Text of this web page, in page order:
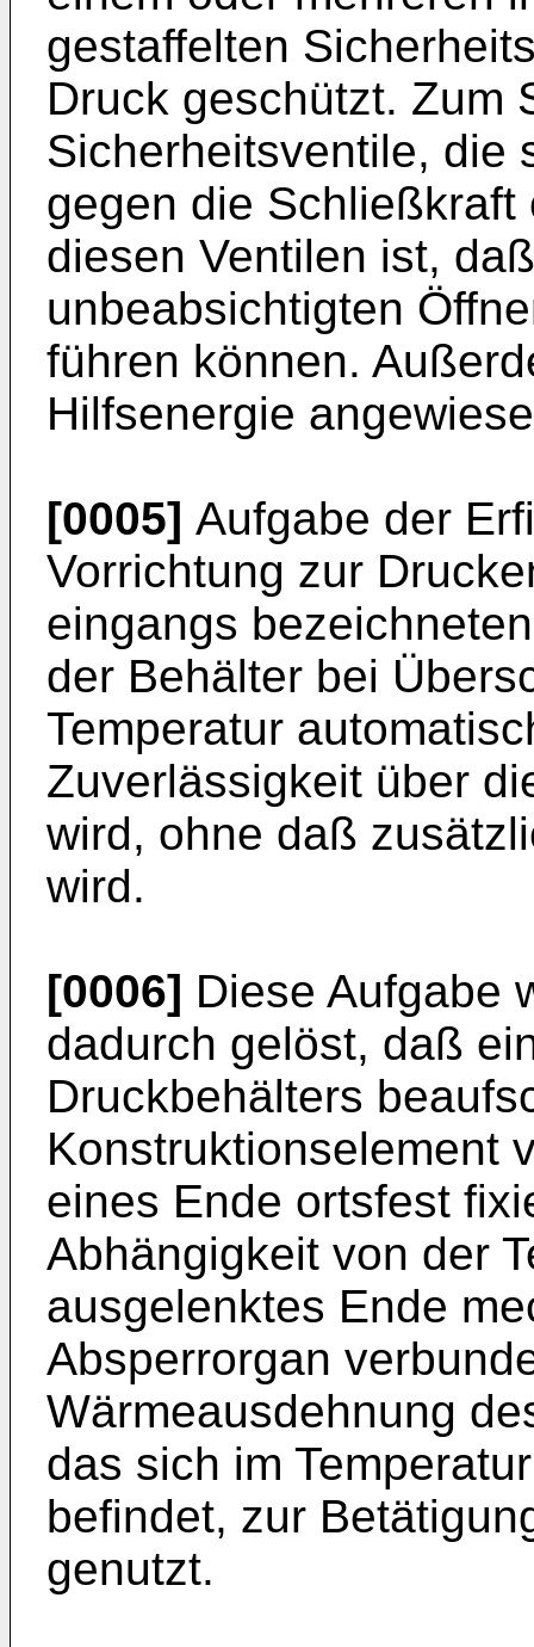
gestaffelten
Druck geschützt. Zum
Sicher­heitsventile, die
gegen die
diesen Ventilen ist,
unbeabsichtigten
führen können.
Hilfsenergie
[0005] Aufgabe der
Vorrichtung zur
eingangs
der Behälter bei
Tempe­ratur
Zuverlässigkeit über
wird, ohne daß
wird.
[0006] Diese Aufgabe
dadurch gelöst, daß
Druck­behälters
Konstruktions­element
eines Ende ortsfest
Abhängigkeit von der
ausgelenktes Ende
Absperrorgan
Wärmeausdehnung
das sich im
befindet, zur
genutzt.